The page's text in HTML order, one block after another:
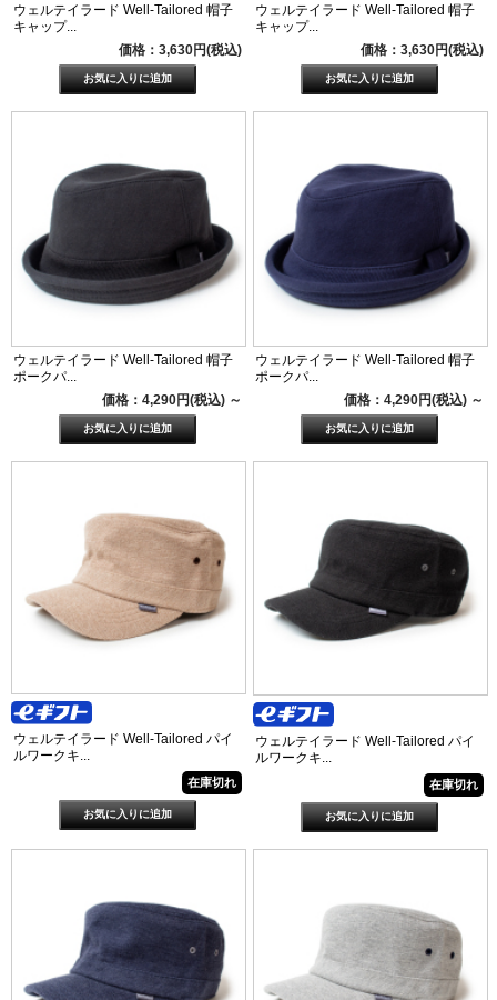
ウェルテイラード Well-Tailored 帽子
キャップ...
価格：3,630円(税込)
ウェルテイラード Well-Tailored 帽子
キャップ...
価格：3,630円(税込)
ウェルテイラード Well-Tailored 帽子
ポークパ...
価格：4,290円(税込) ～
ウェルテイラード Well-Tailored 帽子
ポークパ...
価格：4,290円(税込) ～
ウェルテイラード Well-Tailored パイ
ルワークキ...
在庫切れ
ウェルテイラード Well-Tailored パイ
ルワークキ...
在庫切れ